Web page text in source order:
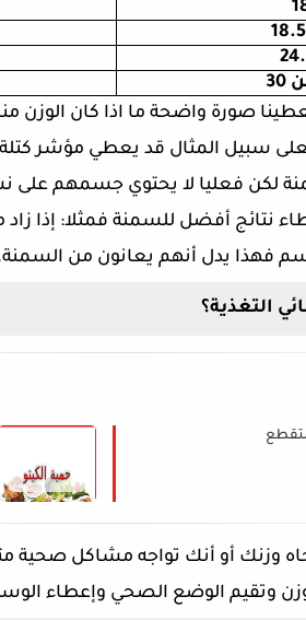
صورة واضحة ما اذا كان الوزن
سبيل المثال قد يعطي مؤشر
لكن فعليا لا يحتوي جسمهم على
التغذية؟
وزنك أو أنك تواجه مشاكل صحية
وتقيم الوضع الصحي وإعطاء